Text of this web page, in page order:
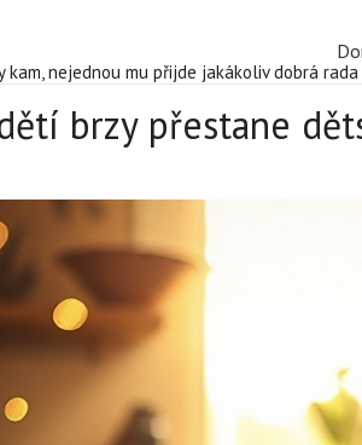
nejednou mu přijde jakákoliv dobrá
brzy přestane